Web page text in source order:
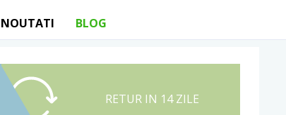
UTILIZATOR NOU
RECUPEREAZA PAROLA
NOUTATI BLOG
RETUR IN 14 ZILE